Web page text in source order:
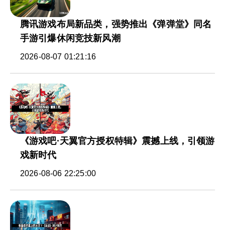
腾讯游戏布局新品类，强势推出《弹弹堂》同名
手游引爆休闲竞技新风潮
2026-08-07 01:21:16
《游戏吧·天翼官方授权特辑》震撼上线，引领游
戏新时代
2026-08-06 22:25:00